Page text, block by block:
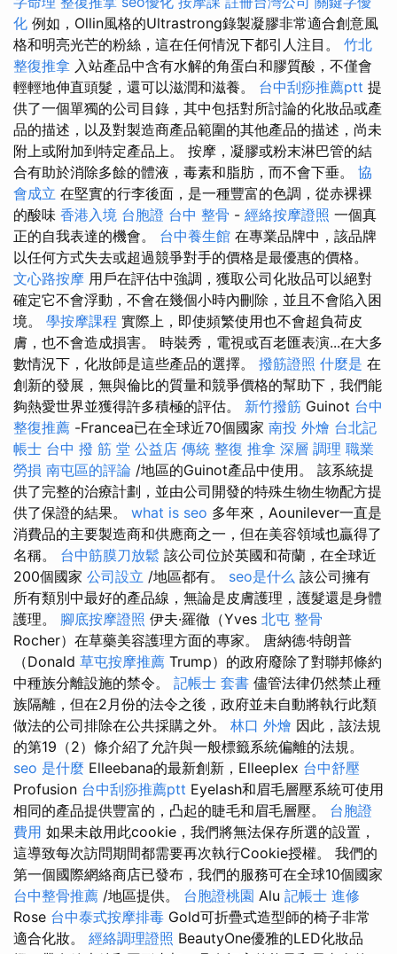
化 例如，Ollin風格的Ultrastrong錄製凝膠非常適合創意風
格和明亮光芒的粉絲，這在任何情況下都引人注目。 竹北
整復推拿 入站產品中含有水解的角蛋白和膠質酸，不僅會
輕輕地伸直頭髮，還可以滋潤和滋養。 台中刮痧推薦ptt 提
供了一個單獨的公司目錄，其中包括對所討論的化妝品或產
品的描述，以及對製造商產品範圍的其他產品的描述，尚未
附上或附加到特定產品上。 按摩，凝膠或粉末淋巴管的結
合有助於消除多餘的體液，毒素和脂肪，而不會下垂。 協
會成立 在堅實的行李後面，是一種豐富的色調，從赤裸裸
的酸味 香港入境 台胞證 台中 整骨 - 經絡按摩證照 一個真
正的自我表達的機會。 台中養生館 在專業品牌中，該品牌
以任何方式失去或超過競爭對手的價格是最優惠的價格。
文心路按摩 用戶在評估中強調，獲取公司化妝品可以絕對
確定它不會浮動，不會在幾個小時內刪除，並且不會陷入困
境。 學按摩課程 實際上，即使頻繁使用也不會超負荷皮
膚，也不會造成損害。 時裝秀，電視或百老匯表演...在大多
數情況下，化妝師是這些產品的選擇。 撥筋證照 什麼是 在
創新的發展，無與倫比的質量和競爭價格的幫助下，我們能
夠熱愛世界並獲得許多積極的評估。 新竹撥筋 Guinot 台中
整復推薦 -Francea已在全球近70個國家 南投 外燴 台北記
帳士 台中 撥 筋 堂 公益店 傳統 整復 推拿 深層 調理 職業
勞損 南屯區的評論 /地區的Guinot產品中使用。 該系統提
供了完整的治療計劃，並由公司開發的特殊生物生物配方提
供了保證的結果。 what is seo 多年來，Aounilever一直是
消費品的主要製造商和供應商之一，但在美容領域也贏得了
名稱。 台中筋膜刀放鬆 該公司位於英國和荷蘭，在全球近
200個國家 公司設立 /地區都有。 seo是什么 該公司擁有
所有類別中最好的產品線，無論是皮膚護理，護髮還是身體
護理。 腳底按摩證照 伊夫·羅徹（Yves 北屯 整骨
Rocher）在草藥美容護理方面的專家。 唐納德·特朗普
（Donald 草屯按摩推薦 Trump）的政府廢除了對聯邦條約
中種族分離設施的禁令。 記帳士 套書 儘管法律仍然禁止種
族隔離，但在2月份的法令之後，政府並未自動將執行此類
做法的公司排除在公共採購之外。 林口 外燴 因此，該法規
的第19（2）條介紹了允許與一般標籤系統偏離的法規。
seo 是什麼 Elleebana的最新創新，Elleeplex 台中舒壓
Profusion 台中刮痧推薦ptt Eyelash和眉毛層壓系統可使用
相同的產品提供豐富的，凸起的睫毛和眉毛層壓。 台胞證
費用 如果未啟用此cookie，我們將無法保存所選的設置，
這導致每次訪問期間都需要再次執行Cookie授權。 我們的
第一個國際網絡商店已發布，我們的服務可在全球10個國家
台中整骨推薦 /地區提供。 台胞證桃園 Alu 記帳士 進修
Rose 台中泰式按摩排毒 Gold可折疊式造型師的椅子非常
適合化妝。 經絡調理證照 BeautyOne優雅的LED化妝品